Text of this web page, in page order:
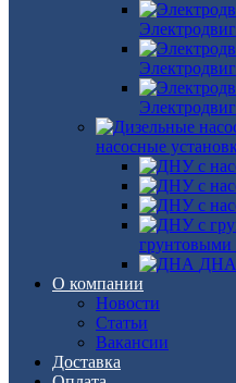
насосные
грунтовыми
ДНА
О компании
Новости
Статьи
Вакансии
Доставка